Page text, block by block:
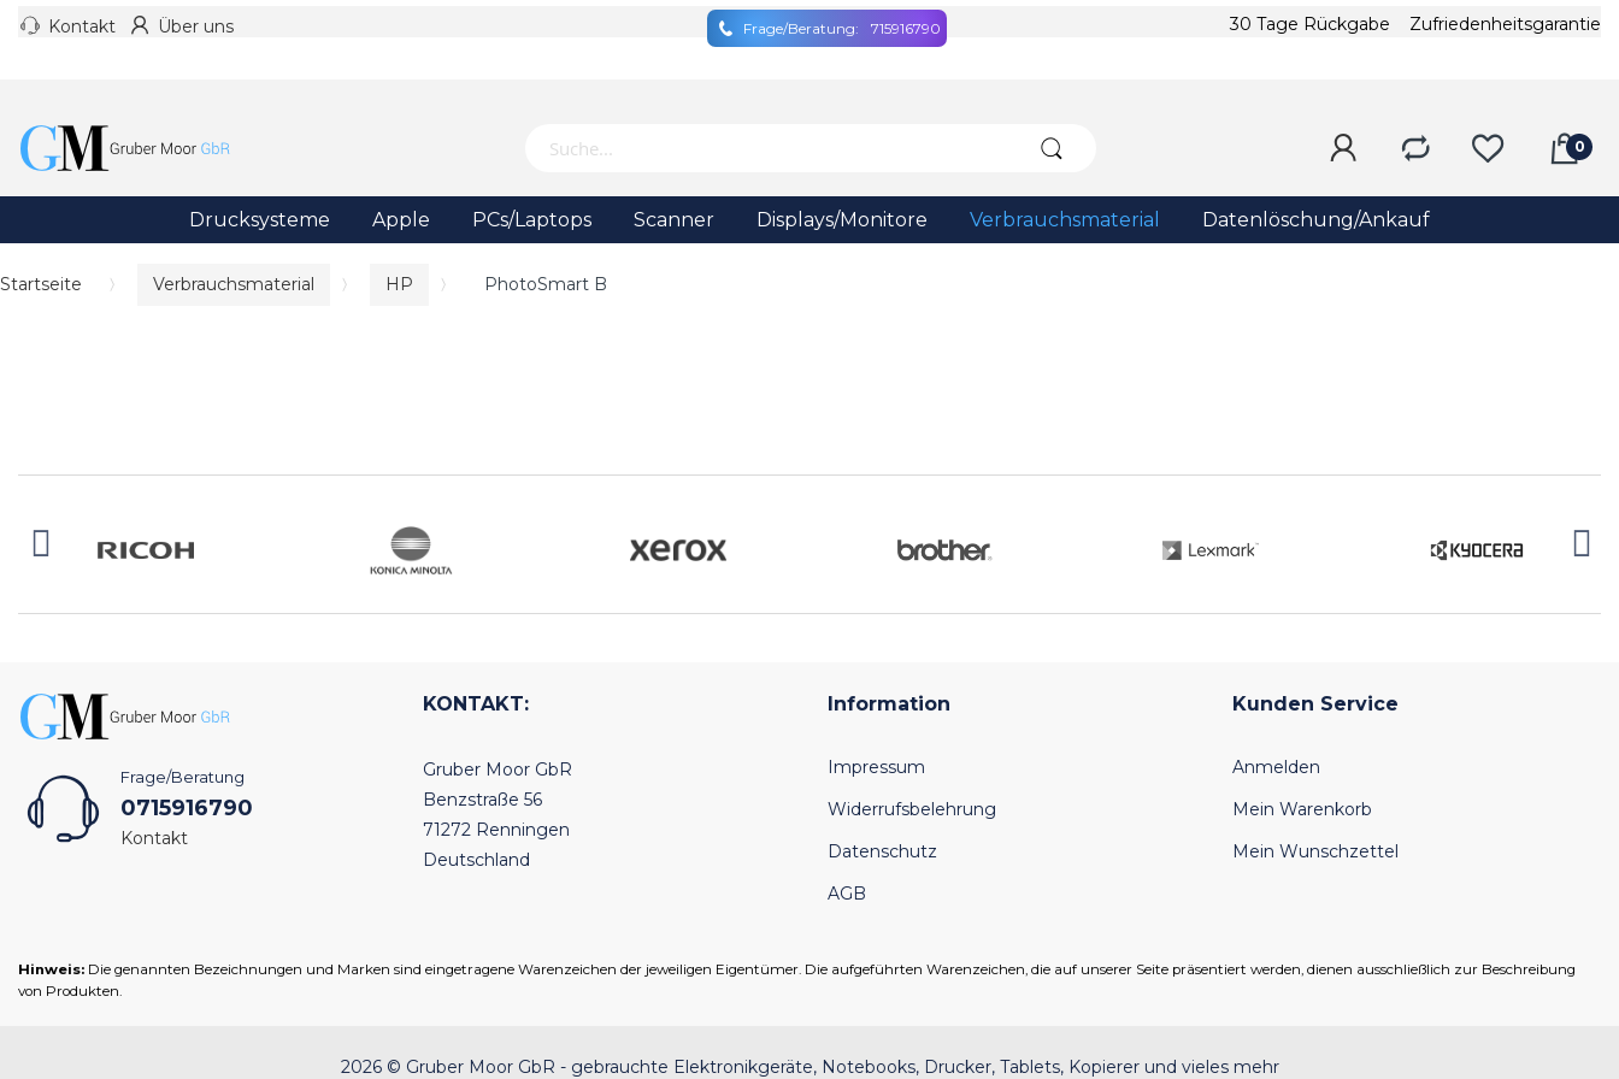
Kontakt Über uns Frage/Beratung: 715916790 30 Tage Rückgabe Zufriedenheitsgarantie
Drucksysteme Apple PCs/Laptops Scanner Displays/Monitore Verbrauchsmaterial Datenlöschung/Ankauf
Startseite Verbrauchsmaterial HP PhotoSmart B
Frage/Beratung
0715916790
Kontakt
KONTAKT:
Gruber Moor GbR
Benzstraße 56
71272 Renningen
Deutschland
Information
Impressum
Widerrufsbelehrung
Datenschutz
AGB
Kunden Service
Anmelden
Mein Warenkorb
Mein Wunschzettel
Hinweis: Die genannten Bezeichnungen und Marken sind eingetragene Warenzeichen der jeweiligen Eigentümer. Die aufgeführten Warenzeichen, die auf unserer Seite präsentiert werden, dienen ausschließlich zur Beschreibung
von Produkten.
2026 © Gruber Moor GbR - gebrauchte Elektronikgeräte, Notebooks, Drucker, Tablets, Kopierer und vieles mehr